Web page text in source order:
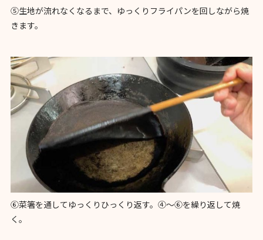
⑤生地が流れなくなるまで、ゆっくりフライパンを回しながら焼
きます。
⑥菜箸を通してゆっくりひっくり返す。④〜⑥を繰り返して焼
く。